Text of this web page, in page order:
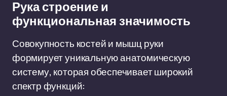
Рука строение и
функциональная значимость
Совокупность костей и мышц руки
формирует уникальную анатомическую
систему, которая обеспечивает широкий
спектр функций: